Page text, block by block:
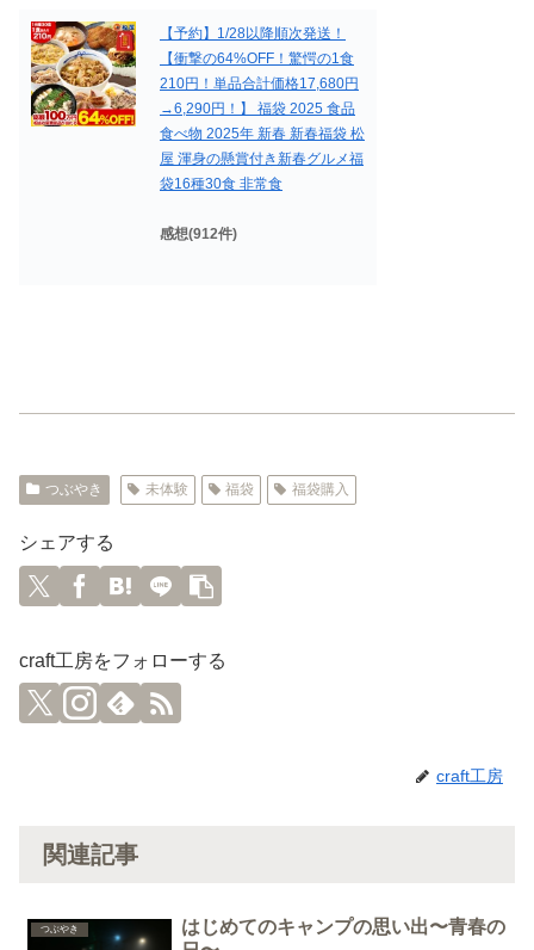
【予約】1/28以降順次発送！
【衝撃の64%OFF！驚愕の1食
210円！単品合計価格17,680円
→6,290円！】 福袋 2025 食品
食べ物 2025年 新春 新春福袋 松
屋 渾身の懸賞付き新春グルメ福
袋16種30食 非常食
感想(912件)
つぶやき 未体験 福袋 福袋購入
シェアする
craft工房をフォローする
craft工房
関連記事
つぶやき
はじめてのキャンプの思い出〜青春の